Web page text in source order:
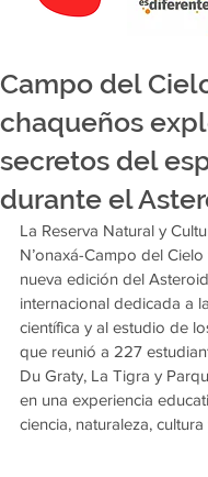
Campo del
chaqueños
secretos del
durante el
La Reserva Natural y
N’onaxá-Campo del
nueva edición del
internacional dedicada a
científica y al estudio de
que reunió a 227
Du Graty, La Tigra y
en una experiencia
ciencia, naturaleza, cultura